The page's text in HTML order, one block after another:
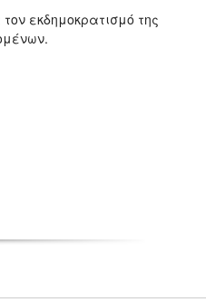
εκδημοκρατισμό της